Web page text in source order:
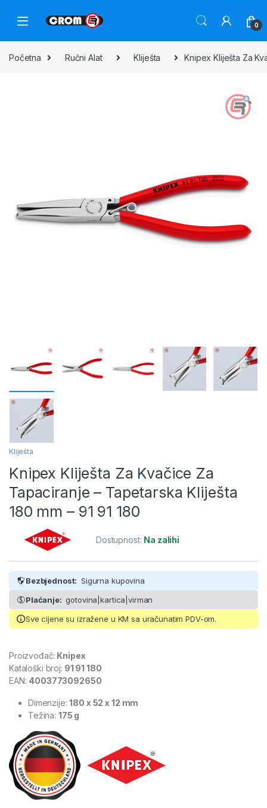
0
Početna Ručni Alat Kliješta Knipex Kliješta Za
Kliješta
Knipex Kliješta Za Kvačice Za
Tapaciranje – Tapetarska Kliješta
180 mm – 91 91 180
Dostupnost: Na zalihi
Bezbjednost: Sigurna kupovina
Plaćanje: gotovina|kartica|virman
Sve cijene su izražene u KM sa uračunatim PDV-om.
Proizvođač: Knipex
Kataloški broj: 91 91 180
EAN: 4003773092650
Dimenzije:180 x 52 x 12 mm
Težina: 175 g